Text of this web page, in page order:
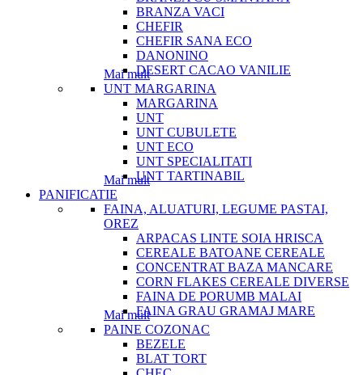
BRANZA VACI
CHEFIR
CHEFIR SANA ECO
DANONINO
DESERT CACAO VANILIE
Mai mult
UNT MARGARINA
MARGARINA
UNT
UNT CUBULETE
UNT ECO
UNT SPECIALITATI
UNT TARTINABIL
Mai mult
PANIFICATIE
FAINA, ALUATURI, LEGUME PASTAI,
OREZ
ARPACAS LINTE SOIA HRISCA
CEREALE BATOANE CEREALE
CONCENTRAT BAZA MANCARE
CORN FLAKES CEREALE DIVERSE
FAINA DE PORUMB MALAI
FAINA GRAU GRAMAJ MARE
Mai mult
PAINE COZONAC
BEZELE
BLAT TORT